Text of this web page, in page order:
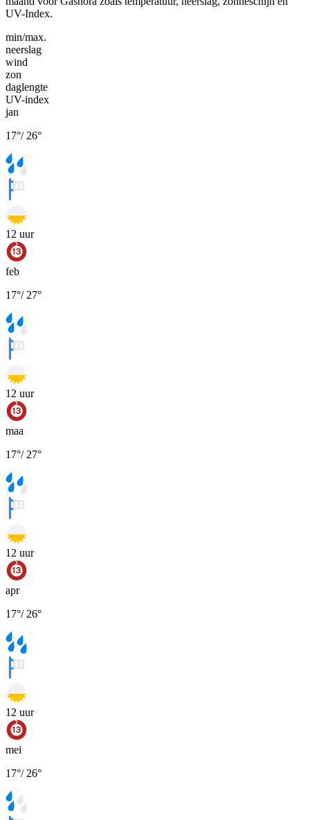
UV-Index.
min/max.
neerslag
wind
zon
daglengte
UV-index
jan
17°/ 26°
12 uur
feb
17°/ 27°
12 uur
maa
17°/ 27°
12 uur
apr
17°/ 26°
12 uur
mei
17°/ 26°